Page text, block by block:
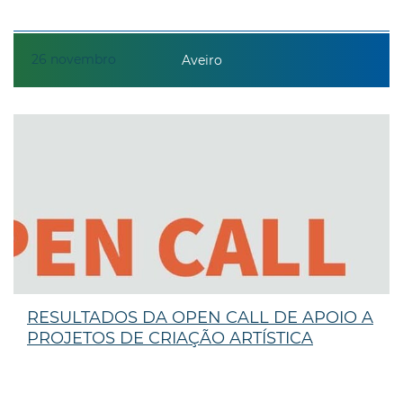
26 novembro Aveiro
RESULTADOS DA OPEN CALL DE APOIO A
PROJETOS DE CRIAÇÃO ARTÍSTICA